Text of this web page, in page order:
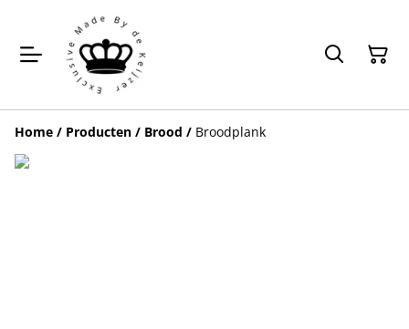
Home / Producten / Brood / Broodplank